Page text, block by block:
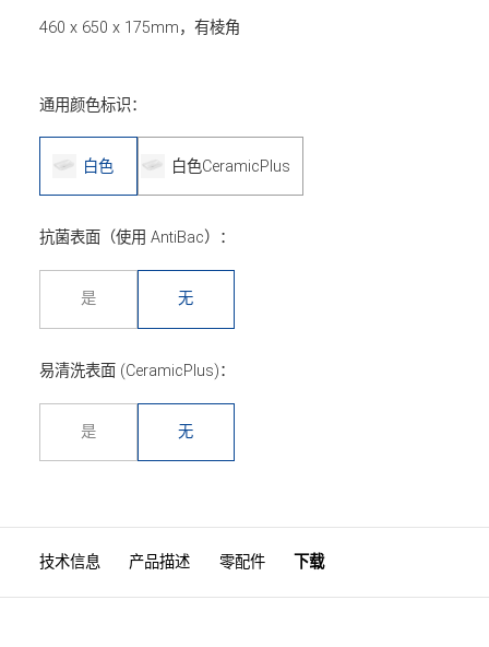
460 x 650 x 175mm，有棱角
通用颜色标识：
白色 白色CeramicPlus
抗菌表面（使用 AntiBac）：
是 无
易清洗表面 (CeramicPlus)：
是 无
技术信息 产品描述 零配件 下载